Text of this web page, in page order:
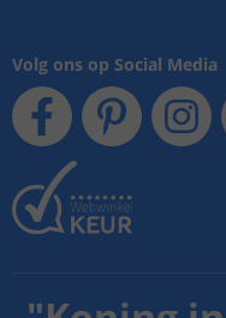
Volg ons op Social Media